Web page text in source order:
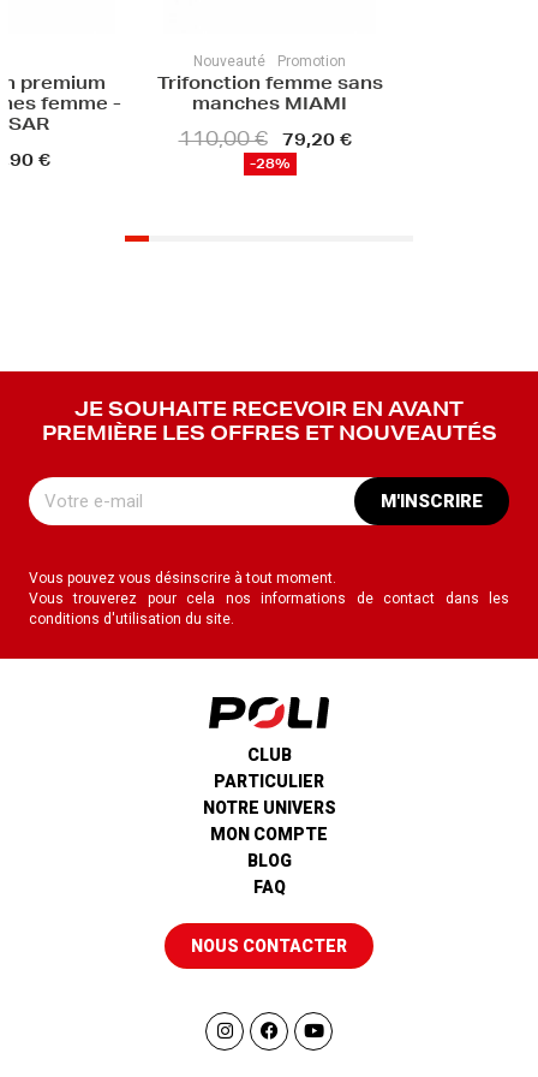
femme sans
MIAMI
-28%
JE SOUHAITE RECEVOIR EN AVANT
PREMIÈRE LES OFFRES ET NOUVEAUTÉS
M'INSCRIRE
Vous pouvez vous désinscrire à tout moment.
Vous trouverez pour cela nos informations de contact dans les
conditions d'utilisation du site.
CLUB
PARTICULIER
NOTRE UNIVERS
MON COMPTE
BLOG
FAQ
NOUS CONTACTER